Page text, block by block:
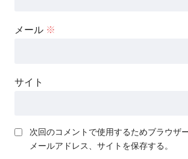
メール ※
サイト
次回のコメントで使用するためブラウザ
メールアドレス、サイトを保存する。